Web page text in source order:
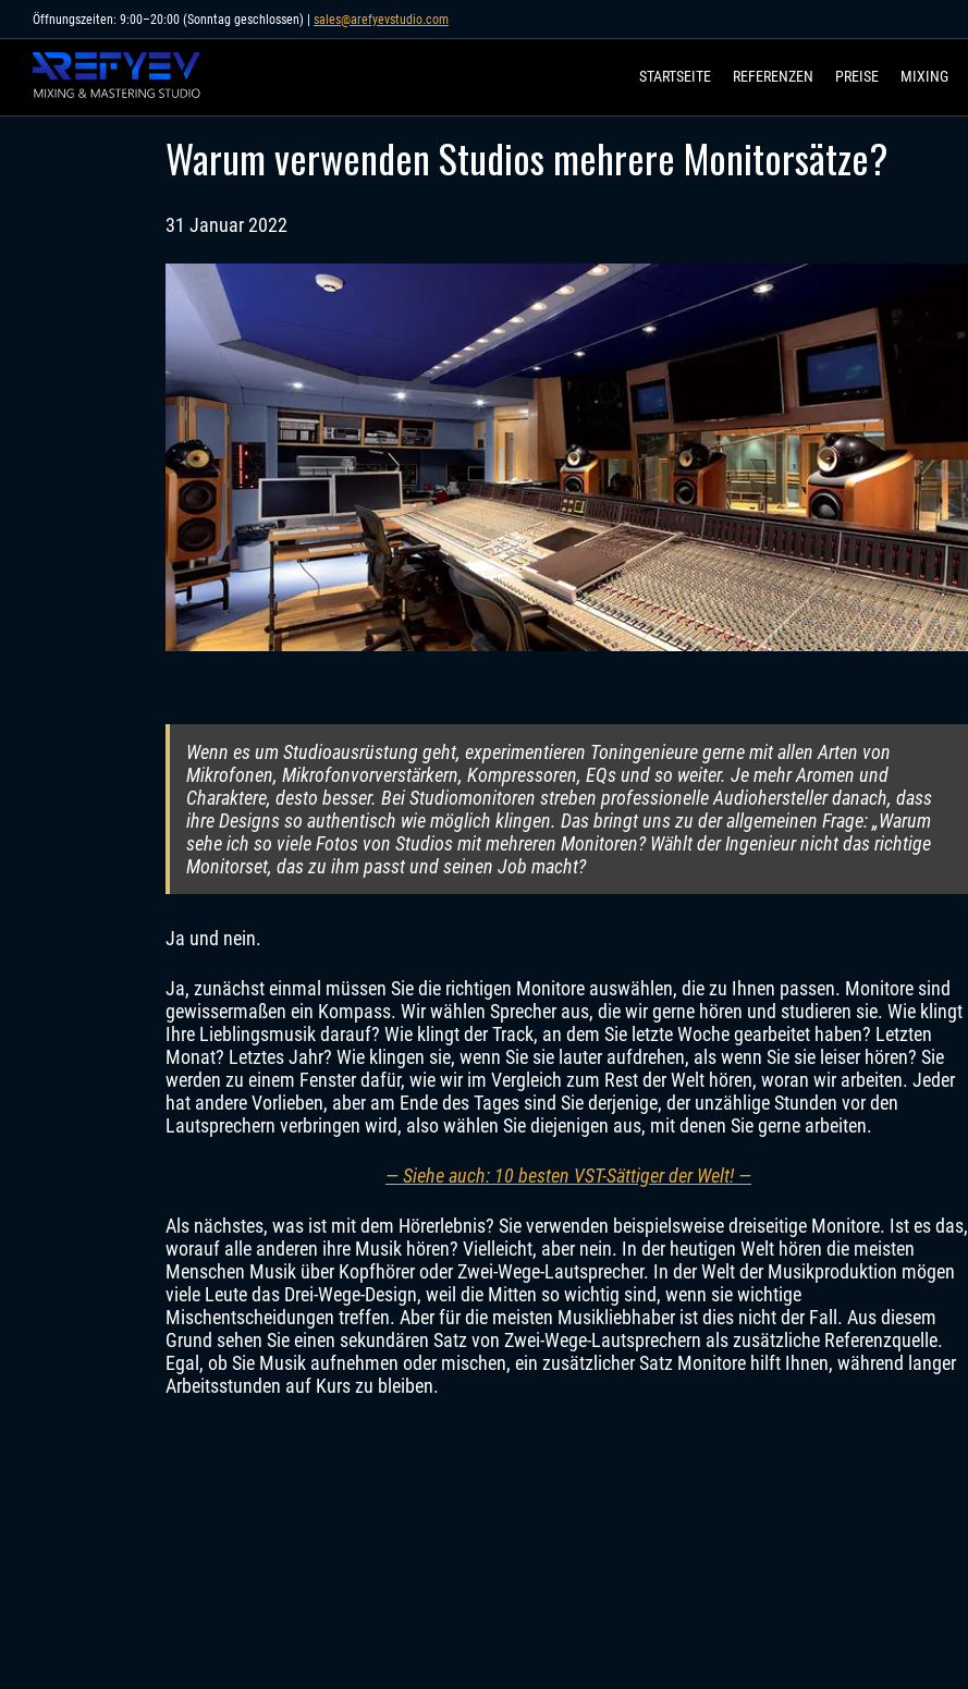
to
content
Öffnungszeiten: 9:00–20:00 (Sonntag geschlossen) | sales@arefyevstudio.com
STARTSEITE REFERENZEN PREISE MIXING
Warum verwenden Studios mehrere Monitorsätze?
31 Januar 2022
Wenn es um Studioausrüstung geht, experimentieren Toningenieure gerne mit allen Arten von
Mikrofonen, Mikrofonvorverstärkern, Kompressoren, EQs und so weiter. Je mehr Aromen und
Charaktere, desto besser. Bei Studiomonitoren streben professionelle Audiohersteller danach, dass
ihre Designs so authentisch wie möglich klingen. Das bringt uns zu der allgemeinen Frage: „Warum
sehe ich so viele Fotos von Studios mit mehreren Monitoren? Wählt der Ingenieur nicht das richtige
Monitorset, das zu ihm passt und seinen Job macht?
Ja und nein.
Ja, zunächst einmal müssen Sie die richtigen Monitore auswählen, die zu Ihnen passen. Monitore sind
gewissermaßen ein Kompass. Wir wählen Sprecher aus, die wir gerne hören und studieren sie. Wie klingt
Ihre Lieblingsmusik darauf? Wie klingt der Track, an dem Sie letzte Woche gearbeitet haben? Letzten
Monat? Letztes Jahr? Wie klingen sie, wenn Sie sie lauter aufdrehen, als wenn Sie sie leiser hören? Sie
werden zu einem Fenster dafür, wie wir im Vergleich zum Rest der Welt hören, woran wir arbeiten. Jeder
hat andere Vorlieben, aber am Ende des Tages sind Sie derjenige, der unzählige Stunden vor den
Lautsprechern verbringen wird, also wählen Sie diejenigen aus, mit denen Sie gerne arbeiten.
— Siehe auch: 10 besten VST-Sättiger der Welt! —
Als nächstes, was ist mit dem Hörerlebnis? Sie verwenden beispielsweise dreiseitige Monitore. Ist es das,
worauf alle anderen ihre Musik hören? Vielleicht, aber nein. In der heutigen Welt hören die meisten
Menschen Musik über Kopfhörer oder Zwei-Wege-Lautsprecher. In der Welt der Musikproduktion mögen
viele Leute das Drei-Wege-Design, weil die Mitten so wichtig sind, wenn sie wichtige
Mischentscheidungen treffen. Aber für die meisten Musikliebhaber ist dies nicht der Fall. Aus diesem
Grund sehen Sie einen sekundären Satz von Zwei-Wege-Lautsprechern als zusätzliche Referenzquelle.
Egal, ob Sie Musik aufnehmen oder mischen, ein zusätzlicher Satz Monitore hilft Ihnen, während langer
Arbeitsstunden auf Kurs zu bleiben.